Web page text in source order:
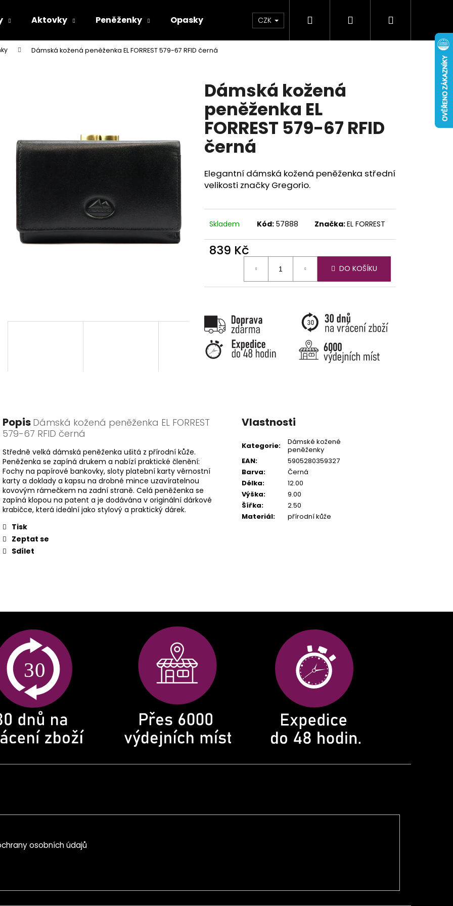
Aktovky Peněženky Opasky Doplňky Novinky
CZK Hledat PřihlášeníNákupní
Dámská kožená peněženka EL FORREST 579-67 RFID černá
Dámská kožená
peněženka EL
FORREST 579-67 RFID
černá
Elegantní dámská kožená peněženka střední
velikosti značky Gregorio.
Skladem Kód: 57888 Značka:EL FORREST
839 Kč
DO KOŠÍKU
Popis Dámská kožená peněženka EL FORREST
579-67 RFID černá
Středně velká dámská peněženka ušitá z přírodní kůže.
Peněženka se zapíná drukem a nabízí praktické členění:
Fochy na papírové bankovky, sloty platební karty věrnostní
karty a doklady a kapsu na drobné mince uzavíratelnou
kovovým rámečkem na zadní straně. Celá peněženka se
zapíná klopou na patent a je dodávána v originální dárkové
krabičce, která ideální jako stylový a praktický dárek.
Tisk
Zeptat se
Sdílet
Vlastnosti
Kategorie:
Dámské kožené
peněženky
EAN:
5905280359327
Barva:
Černá
Délka:
12.00
Výška:
9.00
Šířka:
2.50
Materiál: přírodní kůže
Co potřebujete najít?
Doporučujeme
osobních údajů